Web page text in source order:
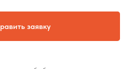
заявку